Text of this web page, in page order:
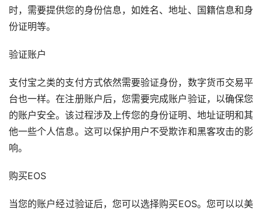
时，需要提供您的身份信息，如姓名、地址、国籍信息和身
份证明等。
验证账户
支付宝之类的支付方式依然需要验证身份，数字货币交易平
台也一样。在注册账户后，您需要完成账户验证，以确保您
的账户安全。该过程涉及上传您的身份证明、地址证明和其
他一些个人信息。这可以保护用户不受欺诈和黑客攻击的影
响。
购买EOS
当您的账户经过验证后，您可以选择购买EOS。您可以以美